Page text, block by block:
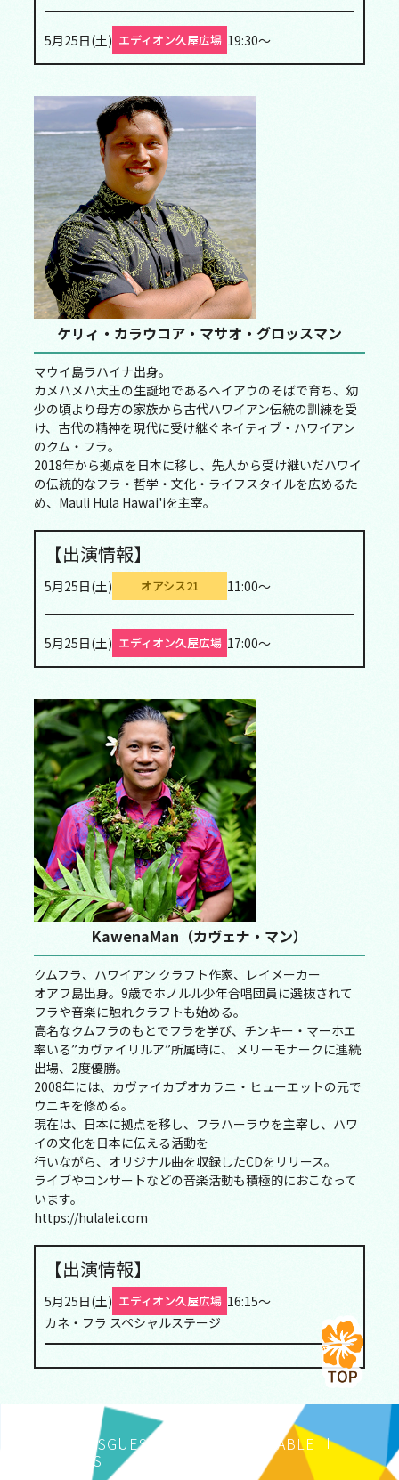
5月25日(土) エディオン久屋広場 19:30～
ケリィ・カラウコア・マサオ・グロッスマン
マウイ島ラハイナ出身。
カメハメハ大王の生誕地であるヘイアウのそばで育ち、幼
少の頃より母方の家族から古代ハワイアン伝統の訓練を受
け、古代の精神を現代に受け継ぐネイティブ・ハワイアン
のクム・フラ。
2018年から拠点を日本に移し、先人から受け継いだハワイ
の伝統的なフラ・哲学・文化・ライフスタイルを広めるた
め、Mauli Hula Hawai'iを主宰。
【出演情報】
5月25日(土) オアシス21 11:00～
5月25日(土) エディオン久屋広場 17:00～
KawenaMan（カヴェナ・マン）
クムフラ、ハワイアン クラフト作家、レイメーカー
オアフ島出身。9歳でホノルル少年合唱団員に選抜されて
フラや音楽に触れクラフトも始める。
高名なクムフラのもとでフラを学び、チンキー・マーホエ
率いる”カヴァイリルア”所属時に、 メリーモナークに連続
出場、2度優勝。
2008年には、カヴァイカプオカラニ・ヒューエットの元で
ウニキを修める。
現在は、日本に拠点を移し、フラハーラウを主宰し、ハワ
イの文化を日本に伝える活動を
行いながら、オリジナル曲を収録したCDをリリース。
ライブやコンサートなどの音楽活動も積極的におこなって
います。
https://hulalei.com
【出演情報】
5月25日(土) エディオン久屋広場 16:15～
カネ・フラ スペシャルステージ
NEWSGUESTS TIME TABLE
MAP/ACCESS